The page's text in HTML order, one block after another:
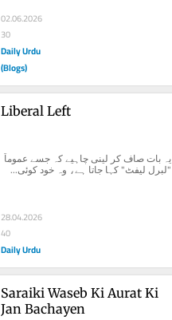
02.06.2026
30
Daily Urdu
(Blogs)
Liberal Left
یہ بات صاف کر لینی چاہیے کہ جسے عموماً
"لبرل لیفٹ" کہا جاتا ہے، وہ خود کوئی...
28.04.2026
40
Daily Urdu
Saraiki Waseb Ki Aurat Ki
Jan Bachayen